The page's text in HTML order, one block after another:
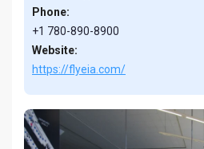
Phone:
+1 780-890-8900
Website:
https://flyeia.com/